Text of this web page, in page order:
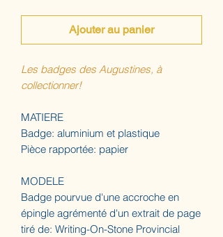
Ajouter au panier
Les badges des Augustines, à
collectionner!
MATIERE
Badge: aluminium et plastique
Pièce rapportée: papier
MODELE
Badge pourvue d'une accroche en
épingle agrémenté d'un extrait de page
tiré de: Writing-On-Stone Provincial